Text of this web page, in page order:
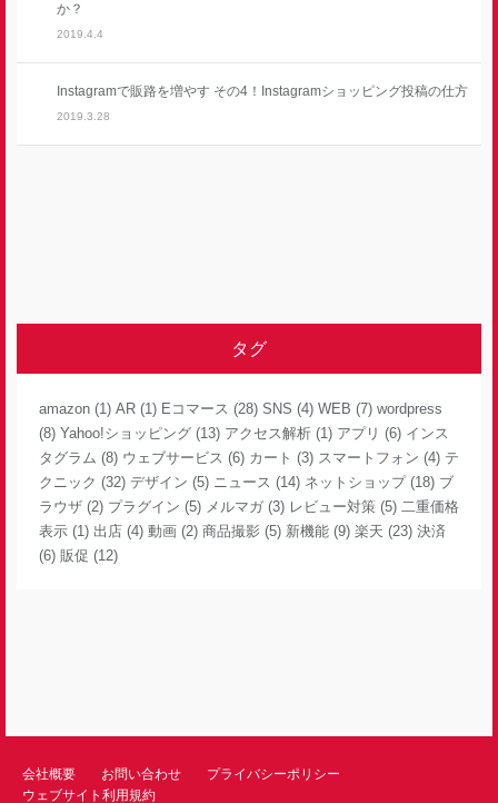
か？
2019.4.4
Instagramで販路を増やす その4！Instagramショッピング投稿の仕方
2019.3.28
タグ
amazon (1) AR (1) Eコマース (28) SNS (4) WEB (7) wordpress
(8) Yahoo!ショッピング (13) アクセス解析 (1) アプリ (6) インス
タグラム (8) ウェブサービス (6) カート (3) スマートフォン (4) テ
クニック (32) デザイン (5) ニュース (14) ネットショップ(18) ブ
ラウザ (2) プラグイン (5) メルマガ (3) レビュー対策 (5) 二重価格
表示 (1) 出店 (4) 動画 (2) 商品撮影 (5) 新機能 (9) 楽天 (23) 決済
(6) 販促 (12)
会社概要 お問い合わせ
プライバシーポリシー
ウェブサイト利用規約